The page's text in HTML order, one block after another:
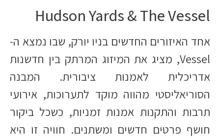
Hudson Yards & The Vessel
אחד האיזורים החדשים בניו יורק, שבו נמצא ה-
Vessel, מציג את המיזוג המרתק בין חדשנות
אדריכלית לאמנות ציבורית. המבנה
הסוריאליסטי מהווה מוקד לתערוכות, אירועי
תרבות והתקנות אמנות זמניות, כשכל ביקור
חושף פרטים חדשים ומשתנים. חוויה זו היא